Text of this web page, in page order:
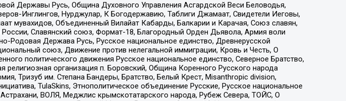
Державы Русь, Община Духовного Управления Асгардской Веси Беловодья,
Инглингов, Нурджулар, К Богодержавию, Таблиги Джамаат, Свидетели Иеговы,
мувахидов, Объединенный Вилайат Кабарды, Балкарии и Карачая, Союз славян,
Славянский союз, Формат-18, Благородный Орден Дьявола, Армия воли
Родовая Держава Русь, Русское национальное единство, Древнерусской
союз, Движение против нелегальной иммиграции, Кровь и Честь, О
политического движения Русское национальное единство, Северное Братство,
организация п. Боровский, Община Коренного Русского народа
Тризуб им. Степана Бандеры, Братство, Белый Крест, Misanthropic division,
TulaSkins, Этнополитическое объединение Русские, Русское национальное
ВОЛЯ, Меджлис крымскотатарского народа, Рубеж Севера, ТОЙС, О